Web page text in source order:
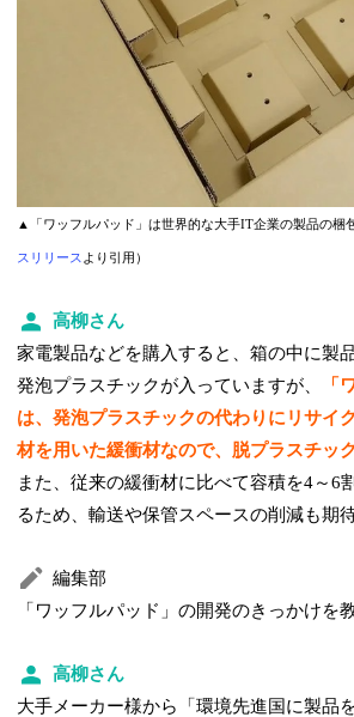
▲「ワッフルパッド」は世界的な大手IT企業の製品の梱
スリリース より引用）
高柳さん
家電製品などを購入すると、箱の中に製
発泡プラスチックが入っていますが、
「
は、発泡プラスチックの代わりにリサイ
材を用いた緩衝材なので、脱プラスチッ
また、従来の緩衝材に比べて容積を4～6
るため、輸送や保管スペースの削減も期
編集部
「ワッフルパッド」の開発のきっかけを
高柳さん
大手メーカー様から「環境先進国に製品